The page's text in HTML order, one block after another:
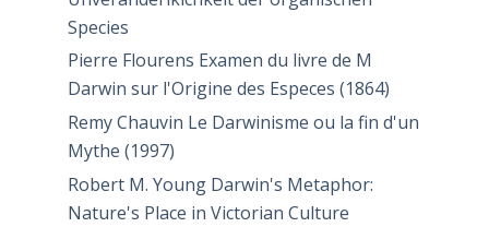
Species
Pierre Flourens Examen du livre de M
Darwin sur l'Origine des Especes (1864)
Remy Chauvin Le Darwinisme ou la fin d'un
Mythe (1997)
Robert M. Young Darwin's Metaphor:
Nature's Place in Victorian Culture